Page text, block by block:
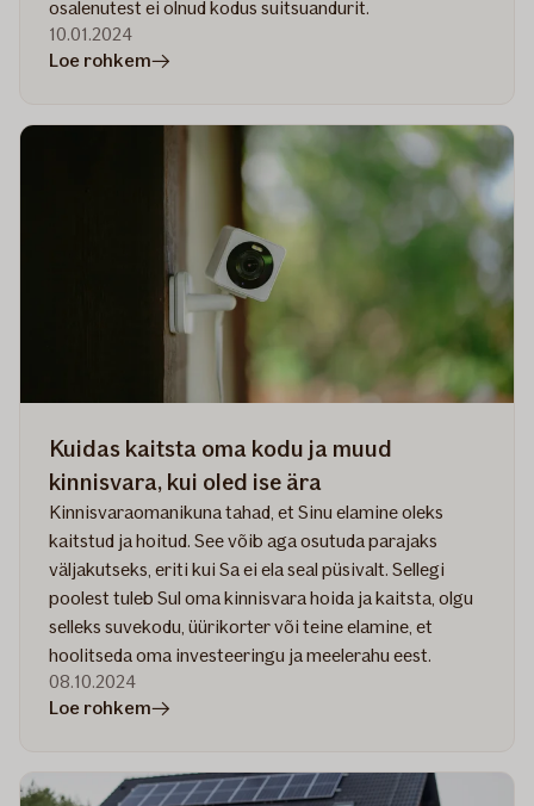
osalenutest ei olnud kodus suitsuandurit.
10.01.2024
Loe rohkemartiklis
tähtsus,
kasutamine
Kuidas kaitsta oma kodu ja muud
kinnisvara, kui oled ise ära
Kinnisvaraomanikuna tahad, et Sinu elamine oleks
kaitstud ja hoitud. See võib aga osutuda parajaks
väljakutseks, eriti kui Sa ei ela seal püsivalt. Sellegi
poolest tuleb Sul oma kinnisvara hoida ja kaitsta, olgu
selleks suvekodu, üürikorter või teine elamine, et
hoolitseda oma investeeringu ja meelerahu eest.
08.10.2024
Loe rohkemartiklis
oma